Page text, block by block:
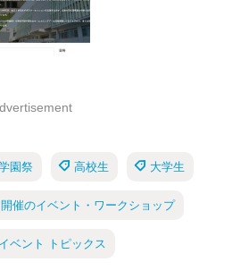
園祭 高校生 大学生
催のイベント・ワークショップ
ベント トピックス